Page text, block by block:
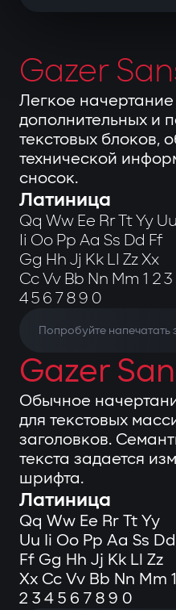
Gazer
Легкое начертание
дополнительных и
текстовых блоков,
технической
сносок.
Латиница
Qq Ww Ee Rr Tt Yy Uu
Ii Oo Pp Aa Ss Dd Ff
Gg Hh Jj Kk Ll Zz Xx
Cc Vv Bb Nn Mm 1 2 3
4 5 6 7 8 9 0
Gazer
Обычное
для текстовых
заголовков.
текста задается
шрифта.
Латиница
Qq Ww Ee Rr Tt Yy
Uu Ii Oo Pp Aa Ss Dd
Ff Gg Hh Jj Kk Ll Zz
Xx Cc Vv Bb Nn Mm 1
2 3 4 5 6 7 8 9 0